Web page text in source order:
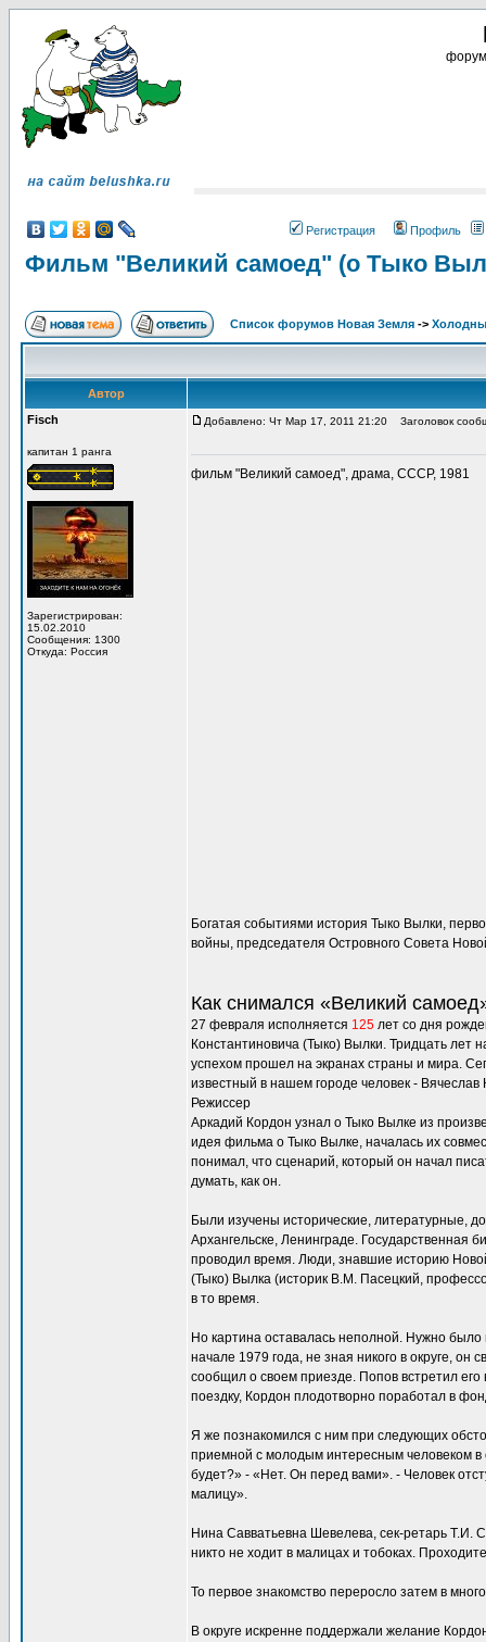
Регистрация Профиль
Фильм "Великий самоед" (о Тыко
Список форумов Новая Земля ->
Автор
Fisch
капитан 1 ранга
Зарегистрирован:
15.02.2010
Сообщения: 1300
Откуда: Россия
Добавлено: Чт Мар 17, 2011 21:20 Заголовок
фильм "Великий самоед", драма, СССР, 1981
Богатая событиями история Тыко Вылки,
войны, председателя Островного Совета
Как снимался «Великий
27 февраля исполняется 125 лет со дня
Константиновича (Тыко) Вылки. Тридцать лет
успехом прошел на экранах страны и мира.
известный в нашем городе человек - Вячеслав
Режиссер
Аркадий Кордон узнал о Тыко Вылке из
идея фильма о Тыко Вылке, началась их
понимал, что сценарий, который он начал
думать, как он.
Были изучены исторические, литературные,
Архангельске, Ленинграде. Государственная
проводил время. Люди, знавшие историю
(Тыко) Вылка (историк В.М. Пасецкий,
в то время.
Но картина оставалась неполной. Нужно
начале 1979 года, не зная никого в округе,
сообщил о своем приезде. Попов встретил его
поездку, Кордон плодотворно поработал в
Я же познакомился с ним при следующих
приемной с молодым интересным человеком в
будет?» - «Нет. Он перед вами». - Человек
малицу».
Нина Савватьевна Шевелева, сек-ретарь Т.И.
никто не ходит в малицах и тобоках.
То первое знакомство переросло затем в
В округе искренне поддержали желание